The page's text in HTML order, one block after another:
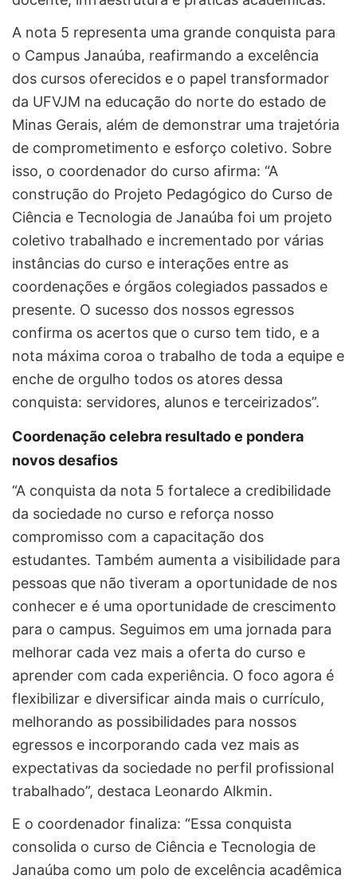
A nota 5 representa uma grande conquista para
o Campus Janaúba, reafirmando a excelência
dos cursos oferecidos e o papel transformador
da UFVJM na educação do norte do estado de
Minas Gerais, além de demonstrar uma trajetória
de comprometimento e esforço coletivo. Sobre
isso, o coordenador do curso afirma: “A
construção do Projeto Pedagógico do Curso de
Ciência e Tecnologia de Janaúba foi um projeto
coletivo trabalhado e incrementado por várias
instâncias do curso e interações entre as
coordenações e órgãos colegiados passados e
presente. O sucesso dos nossos egressos
confirma os acertos que o curso tem tido, e a
nota máxima coroa o trabalho de toda a equipe e
enche de orgulho todos os atores dessa
conquista: servidores, alunos e terceirizados”.
Coordenação celebra resultado e pondera
novos desafios
“A conquista da nota 5 fortalece a credibilidade
da sociedade no curso e reforça nosso
compromisso com a capacitação dos
estudantes. Também aumenta a visibilidade para
pessoas que não tiveram a oportunidade de nos
conhecer e é uma oportunidade de crescimento
para o campus. Seguimos em uma jornada para
melhorar cada vez mais a oferta do curso e
aprender com cada experiência. O foco agora é
flexibilizar e diversificar ainda mais o currículo,
melhorando as possibilidades para nossos
egressos e incorporando cada vez mais as
expectativas da sociedade no perfil profissional
trabalhado”, destaca Leonardo Alkmin.
E o coordenador finaliza: “Essa conquista
consolida o curso de Ciência e Tecnologia de
Janaúba como um polo de excelência acadêmica